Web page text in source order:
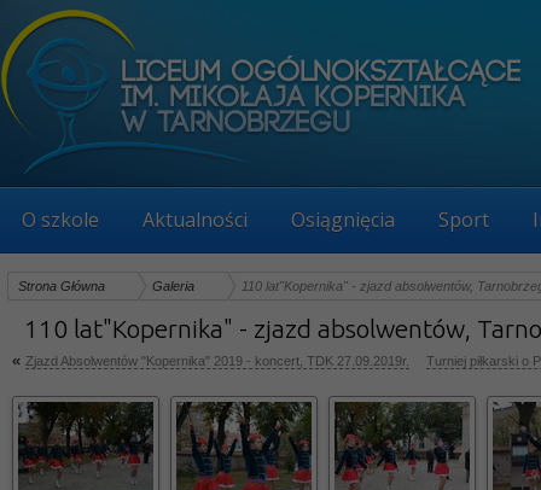
O szkole Aktualności Osiągnięcia Sport
Strona Główna Galeria 110 lat"Kopernika" - zjazd absolwentów,
110 lat"Kopernika" - zjazd absolwentów,
« Zjazd Absolwentów "Kopernika" 2019 - koncert, TDK 27.09.2019r. Turniej piłkarski o